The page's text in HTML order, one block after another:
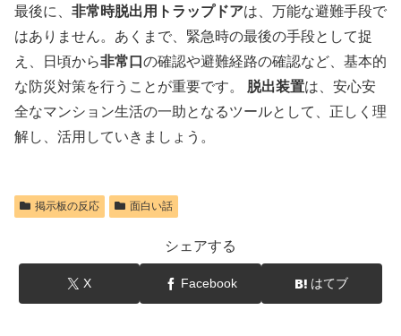
最後に、 非常時脱出用トラップドアは、万能な避難手段で
はありません。あくまで、緊急時の最後の手段として捉
え、日頃から非常口 の確認や避難経路の確認など、基本的
な防災対策を行うことが重要です。 脱出装置は、安心安
全なマンション生活の一助となるツールとして、正しく理
解し、活用していきましょう。
掲示板の反応 面白い話
シェアする
X Facebook はてブ